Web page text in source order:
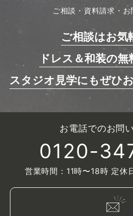
ご相談・資料請求・お
ご相談はお気
ドレス＆和装の無
スタジオ見学にもぜひ
お電話でのお問
0120-
営業時間：11時〜18時 定休